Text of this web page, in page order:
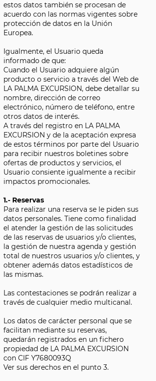
estos datos también se procesan de
acuerdo con las normas vigentes sobre
protección de datos en la Unión
Europea.
Igualmente, el Usuario queda
informado de que:
Cuando el Usuario adquiere algún
producto o servicio a través del Web de
LA PALMA EXCURSION, debe detallar su
nombre, dirección de correo
electrónico, número de teléfono, entre
otros datos de interés.
A través del registro en LA PALMA
EXCURSION y de la aceptación expresa
de estos términos por parte del Usuario
para recibir nuestros boletines sobre
ofertas de productos y servicios, el
Usuario consiente igualmente a recibir
impactos promocionales.
1.- Reservas
Para realizar una reserva se le piden sus
datos personales. Tiene como finalidad
el atender la gestión de las solicitudes
de las reservas de usuarios y/o clientes,
la gestión de nuestra agenda y gestión
total de nuestros usuarios y/o clientes, y
obtener además datos estadísticos de
las mismas.
Las contestaciones se podrán realizar a
través de cualquier medio multicanal.
Los datos de carácter personal que se
facilitan mediante su reservas,
quedarán registrados en un fichero
propiedad de LA PALMA EXCURSION
con CIF Y7680093Q
Ver sus derechos en el punto 3.